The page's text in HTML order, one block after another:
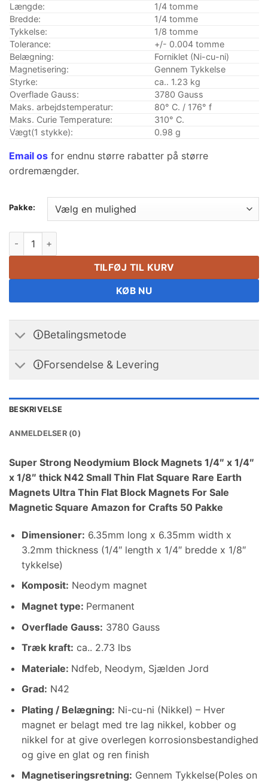
Længde:
1/4 tomme
Bredde:
1/4 tomme
Tykkelse:
1/8 tomme
Tolerance:
+/- 0.004 tomme
Belægning:
Forniklet (Ni-cu-ni)
Magnetisering:
Gennem Tykkelse
Styrke:
ca.. 1.23 kg
Overflade Gauss:
3780 Gauss
Maks. arbejdstemperatur:
80° C. / 176° f
Maks. Curie Temperature:
310° C.
Vægt(1 stykke):
0.98 g
Email os for endnu større rabatter på større
ordremængder.
Pakke:
1/4 x 1/4 x 1/8 Inch Neodymium sjældne jordarters
TILFØJ TIL KURV
KØB NU
🛈Betalingsmetode
🛈Forsendelse & Levering
BESKRIVELSE
ANMELDELSER (0)
Super Strong Neodymium Block Magnets 1/4″ x 1/4″
x 1/8″ thick N42 Small Thin Flat Square Rare Earth
Magnets Ultra Thin Flat Block Magnets For Sale
Magnetic Square Amazon for Crafts 50 Pakke
Dimensioner: 6.35mm long x 6.35mm width x
3.2mm thickness(1/4″ length x 1/4″ bredde x 1/8″
tykkelse)
Komposit: Neodym magnet
Magnet type: Permanent
Overflade Gauss: 3780 Gauss
Træk kraft: ca.. 2.73 lbs
Materiale: Ndfeb, Neodym, Sjælden Jord
Grad: N42
Plating / Belægning: Ni-cu-ni (Nikkel) – Hver
magnet er belagt med tre lag nikkel, kobber og
nikkel for at give overlegen korrosionsbestandighed
og give en glat og ren finish
Magnetiseringsretning: Gennem Tykkelse(Poles on